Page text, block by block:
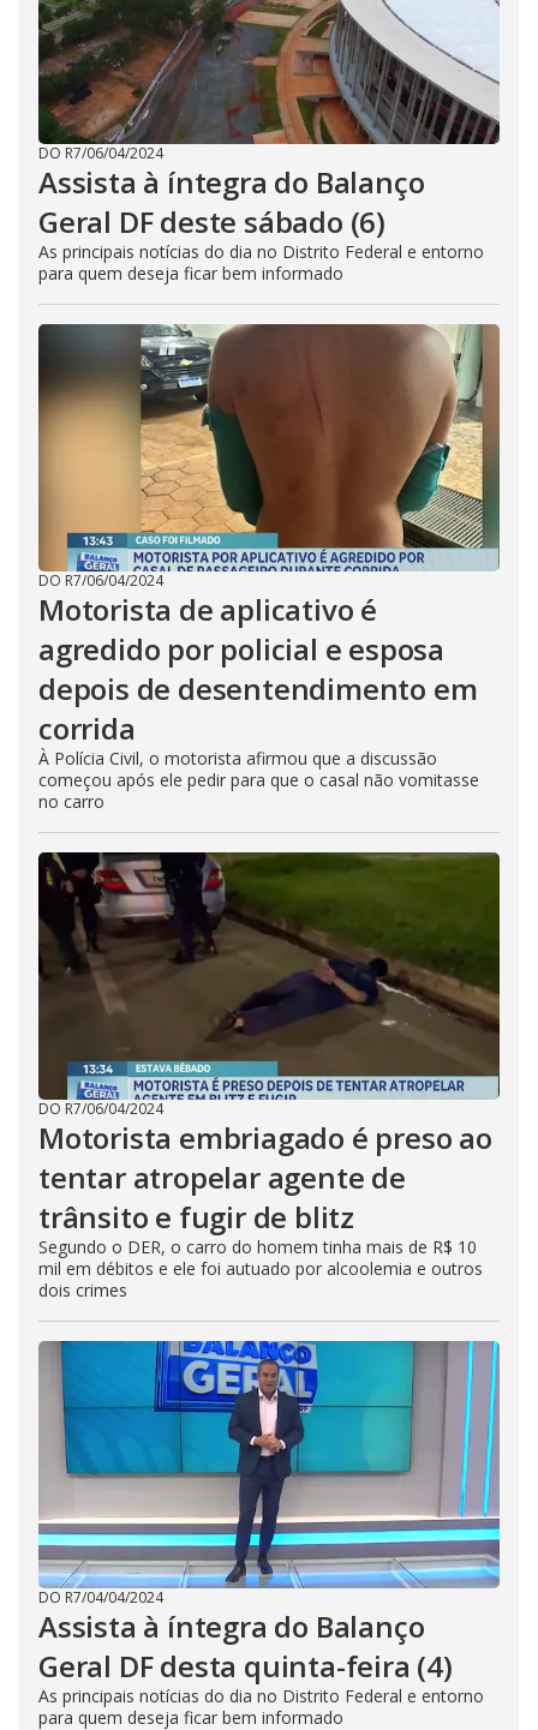
DO R7/06/04/2024
Assista à íntegra do Balanço
Geral DF deste sábado (6)
As principais notícias do dia no Distrito Federal e entorno
para quem deseja ficar bem informado
DO R7/06/04/2024
Motorista de aplicativo é
agredido por policial e esposa
depois de desentendimento em
corrida
À Polícia Civil, o motorista afirmou que a discussão
começou após ele pedir para que o casal não vomitasse
no carro
DO R7/06/04/2024
Motorista embriagado é preso ao
tentar atropelar agente de
trânsito e fugir de blitz
Segundo o DER, o carro do homem tinha mais de R$ 10
mil em débitos e ele foi autuado por alcoolemia e outros
dois crimes
DO R7/04/04/2024
Assista à íntegra do Balanço
Geral DF desta quinta-feira (4)
As principais notícias do dia no Distrito Federal e entorno
para quem deseja ficar bem informado